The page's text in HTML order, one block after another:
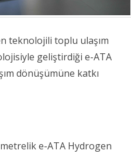
teknolojili toplu ulaşım
geliştirdiği e-ATA
dönüşümüne katkı
e-ATA Hydrogen